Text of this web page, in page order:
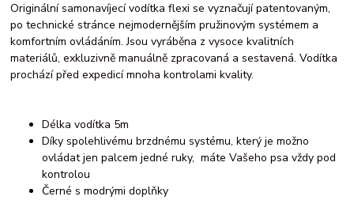
Originální samonavíjecí vodítka flexi se vyznačují patentovaným,
po technické stránce nejmodernějším pružinovým systémem a
komfortním ovládáním. Jsou vyráběna z vysoce kvalitních
materiálů, exkluzivně manuálně zpracovaná a sestavená. Vodítka
prochází před expedicí mnoha kontrolami kvality.
Délka vodítka 5m
Díky spolehlivému brzdnému systému, který je možno
ovládat jen palcem jedné ruky, máte Vašeho psa vždy pod
kontrolou
Černé s modrými doplňky